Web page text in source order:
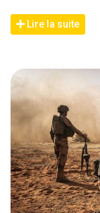
Lire la suite